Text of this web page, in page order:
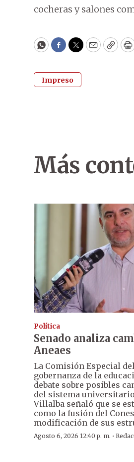
cocheras y salones
WhatsApp
Facebook
Twitter
EmailCopy
Impreso
Más
Política
Senado analiza
Aneaes
La Comisión Especial
gobernanza de la
debate sobre posibles
del sistema
Villalba señaló que se
como la fusión del
modificación de sus
Agosto 6, 2026 12:40 p. m. ·